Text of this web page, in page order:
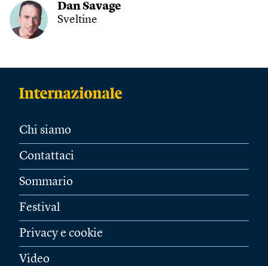
Dan Savage
Sveltine
Chi siamo
Contattaci
Sommario
Festival
Privacy e cookie
Video